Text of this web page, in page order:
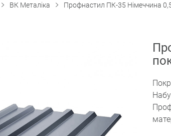
ВК Металіка Профнастил ПК-35 Німеччина